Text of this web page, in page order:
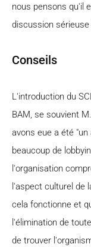
nous pensons qu'il
discussion
Conseils
L'introduction du
BAM, se souvient
avons eue a été
beaucoup de
l'organisation
l'aspect culturel de
cela fonctionne et
l'élimination de
de trouver